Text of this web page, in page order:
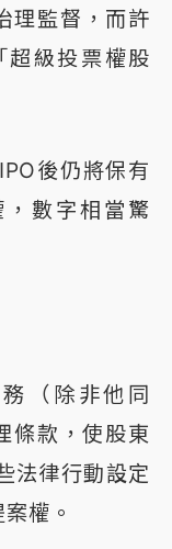
理監督，而許
超級投票權股
後仍將保有
數字相當驚
（除非他同
條款，使股東
法律行動設定
權。